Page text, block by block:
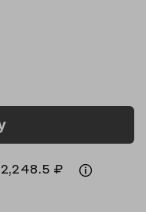
2,248.5 ₽